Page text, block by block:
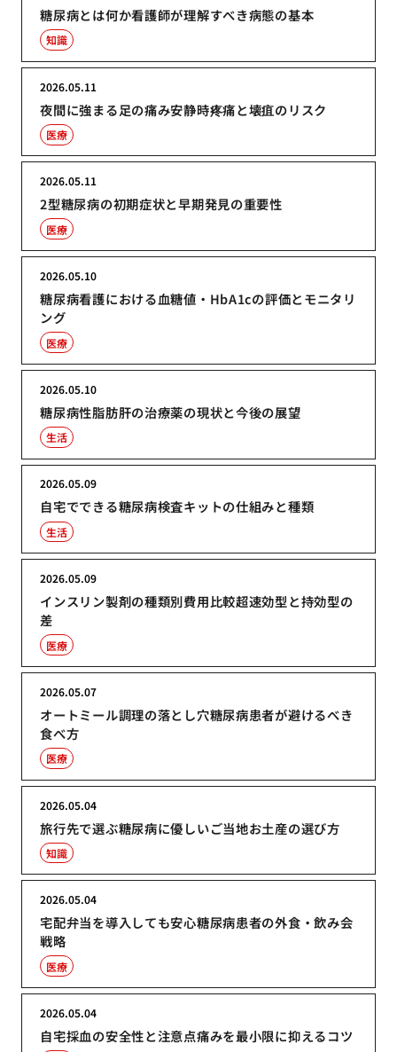
糖尿病とは何か看護師が理解すべき病態の基本
知識
夜間に強まる足の痛み安静時疼痛と壊疽のリスク
2026.05.11
医療
2型糖尿病の初期症状と早期発見の重要性
2026.05.11
医療
糖尿病看護における血糖値・HbA1cの評価とモニタリ
ング
2026.05.10
医療
糖尿病性脂肪肝の治療薬の現状と今後の展望
2026.05.10
生活
自宅でできる糖尿病検査キットの仕組みと種類
2026.05.09
生活
インスリン製剤の種類別費用比較超速効型と持効型の
差
2026.05.09
医療
オートミール調理の落とし穴糖尿病患者が避けるべき
食べ方
2026.05.07
医療
旅行先で選ぶ糖尿病に優しいご当地お土産の選び方
2026.05.04
知識
宅配弁当を導入しても安心糖尿病患者の外食・飲み会
戦略
2026.05.04
医療
自宅採血の安全性と注意点痛みを最小限に抑えるコツ
2026.05.04